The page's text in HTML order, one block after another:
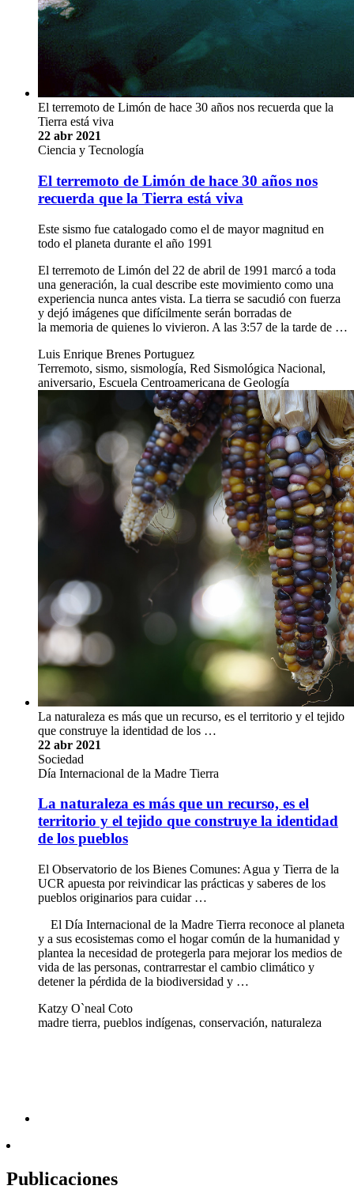
El terremoto de Limón de hace 30 años nos recuerda que la
Tierra está viva
22 abr 2021
Ciencia y Tecnología
El terremoto de Limón de hace 30 años nos
recuerda que la Tierra está viva
Este sismo fue catalogado como el de mayor magnitud en
todo el planeta durante el año 1991
El terremoto de Limón del 22 de abril de 1991 marcó a toda
una generación, la cual describe este movimiento como una
experiencia nunca antes vista. La tierra se sacudió con fuerza
y dejó imágenes que difícilmente serán borradas de
la memoria de quienes lo vivieron. A las 3:57 de la tarde de …
Luis Enrique Brenes Portuguez
Terremoto, sismo, sismología, Red Sismológica Nacional,
aniversario, Escuela Centroamericana de Geología
La naturaleza es más que un recurso, es el territorio y el tejido
que construye la identidad de los …
22 abr 2021
Sociedad
Día Internacional de la Madre Tierra
La naturaleza es más que un recurso, es el
territorio y el tejido que construye la identidad
de los pueblos
El Observatorio de los Bienes Comunes: Agua y Tierra de la
UCR apuesta por reivindicar las prácticas y saberes de los
pueblos originarios para cuidar …
El Día Internacional de la Madre Tierra reconoce al planeta
y a sus ecosistemas como el hogar común de la humanidad y
plantea la necesidad de protegerla para mejorar los medios de
vida de las personas, contrarrestar el cambio climático y
detener la pérdida de la biodiversidad y …
Katzy O`neal Coto
madre tierra, pueblos indígenas, conservación, naturaleza
Publicaciones